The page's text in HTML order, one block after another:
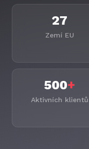
27
Zemí EU
500+
Aktivních klientů